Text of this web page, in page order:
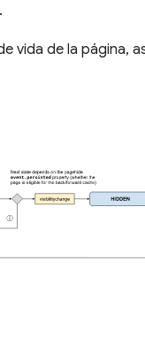
vida de la página,